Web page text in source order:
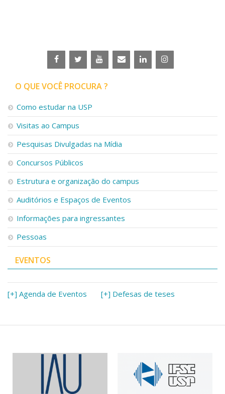
Linhas de Pesquisa
Centros, Núcleos e Projetos em Rede
Iniciação Científica
Empresas Juniores
Extensão à Comunidade
Projetos, Programas e Cursos
Artes, Cultura e Esportes
Museus e Espaços Interativos
Serviços
Bibliotecas
Apoio ao Estudante
Segurança, Trânsito e Prevenção
RH, Administrativo e Financeiro
Outros serviços
Comunicação
Assessorias e Mídias
Aplicativos e Sites
Jornal da USP
Agenda de Eventos
O QUE VOCÊ PROCURA ?
Como estudar na USP
Visitas ao Campus
Pesquisas Divulgadas na Mídia
Concursos Públicos
Estrutura e organização do campus
Auditórios e Espaços de Eventos
Informações para ingressantes
Pessoas
EVENTOS
[+] Agenda de Eventos [+] Defesas de teses